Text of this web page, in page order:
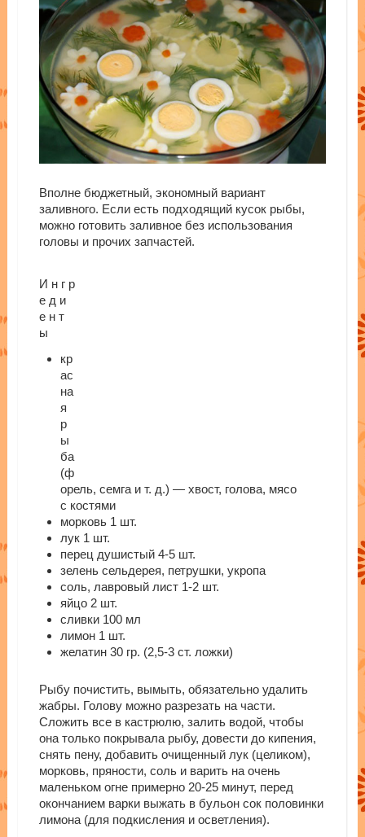
Вполне бюджетный, экономный вариант
заливного. Если есть подходящий кусок рыбы,
можно готовить заливное без использования
головы и прочих запчастей.
И н г р
е д и
е н т
ы
кр
ас
на
я
р
ы
ба
(ф
орель, семга и т. д.) — хвост, голова, мясо
с костями
морковь 1 шт.
лук 1 шт.
перец душистый 4-5 шт.
зелень сельдерея, петрушки, укропа
соль, лавровый лист 1-2 шт.
яйцо 2 шт.
сливки 100 мл
лимон 1 шт.
желатин 30 гр. (2,5-3 ст. ложки)
Рыбу почистить, вымыть, обязательно удалить
жабры. Голову можно разрезать на части.
Сложить все в кастрюлю, залить водой, чтобы
она только покрывала рыбу, довести до кипения,
снять пену, добавить очищенный лук (целиком),
морковь, пряности, соль и варить на очень
маленьком огне примерно 20-25 минут, перед
окончанием варки выжать в бульон сок половинки
лимона (для подкисления и осветления).